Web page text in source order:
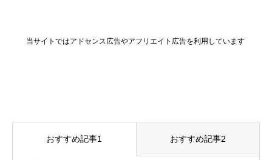
当サイトではアドセンス広告やアフリエイト広告を利用しています
おすすめ記事1 おすすめ記事2